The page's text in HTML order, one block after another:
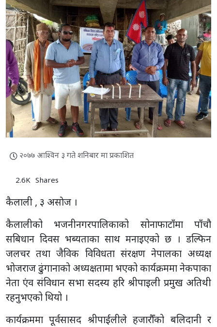
२०७७ आश्विन ३ गते शनिबार मा प्रकाशित
2.6K Shares
कैलाली , ३ असाेज ।
कैलालीको भजनीनगरपालिकाको सोनाफाटाँमा पाँचौ
सबिधान दिवस भब्यताका साथ मनाइएको छ । डल्फिन
जलचर तथा जैविक विविधता संरक्षण नेपालका अध्यक्ष
भोजराज ढुंगानाको अध्यक्षतामा भएको कार्यक्रममा नेकपाका
नेता एंव संविधान सभा सदस्य हरि श्रीपाइली प्रमुख अतिथी
रहनुभएको थियो ।
कार्यक्रममा पूर्वसासद श्रीपाईलीले हजारौँको बलिदानी र